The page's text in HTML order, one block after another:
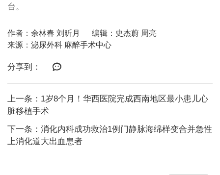
台。
作者：余林春 刘昕月
编辑：史杰蔚 周亮
来源：泌尿外科 麻醉手术中心
分享到：
上一条：1岁8个月！华西医院完成西南地区最小患儿心
脏移植手术
下一条：消化内科成功救治1例门静脉海绵样变合并急性
上消化道大出血患者